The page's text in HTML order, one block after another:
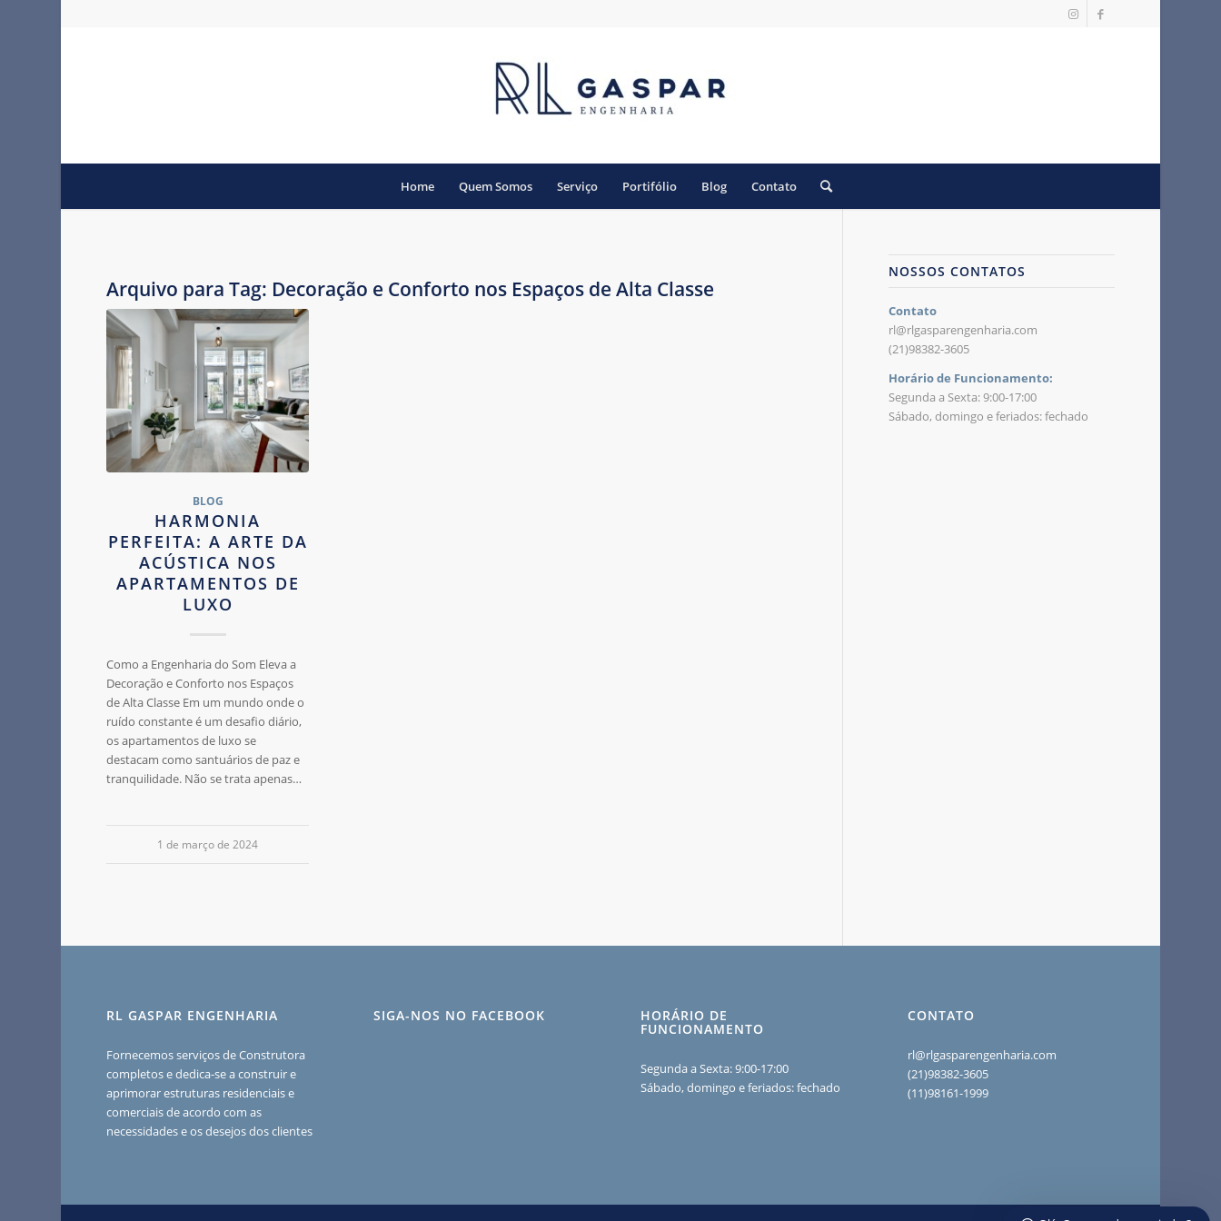
Home Quem Somos Serviço Portifólio Blog Contato
Arquivo para Tag: Decoração e Conforto nos Espaços de Alta Classe
BLOG
HARMONIA
PERFEITA: A ARTE DA
ACÚSTICA NOS
APARTAMENTOS DE
LUXO
Como a Engenharia do Som Eleva a
Decoração e Conforto nos Espaços
de Alta Classe Em um mundo onde o
ruído constante é um desafio diário,
os apartamentos de luxo se
destacam como santuários de paz e
tranquilidade. Não se trata apenas…
1 de março de 2024
NOSSOS CONTATOS
Contato
rl@rlgasparengenharia.com
(21)98382-3605
Horário de Funcionamento:
Segunda a Sexta: 9:00-17:00
Sábado, domingo e feriados: fechado
RL GASPAR ENGENHARIA
Fornecemos serviços de Construtora
completos e dedica-se a construir e
aprimorar estruturas residenciais e
comerciais de acordo com as
necessidades e os desejos dos clientes
SIGA-NOS NO FACEBOOK HORÁRIO DE
FUNCIONAMENTO
Segunda a Sexta: 9:00-17:00
Sábado, domingo e feriados: fechado
CONTATO
rl@rlgasparengenharia.com
(21)98382-3605
(11)98161-1999